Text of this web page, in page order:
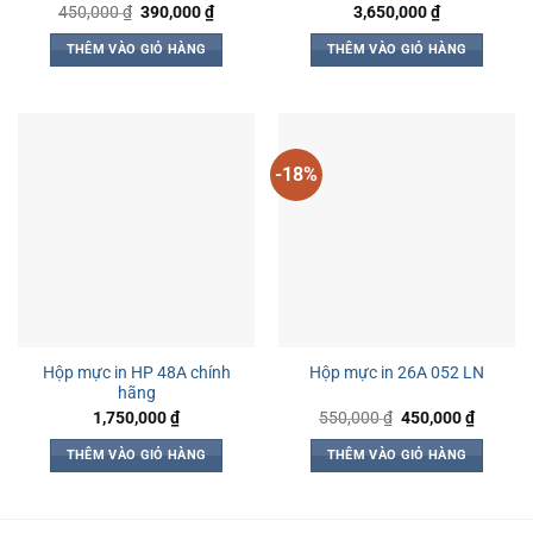
450,000₫ Giá
là:
450,000 ₫.
390,000₫Giá
hiện
390,000 ₫.
THÊM VÀO GIỎ HÀNG
3,650,000₫
THÊM VÀO GIỎ HÀNG
Hộp mực in HP 48A chính
hãng
1,750,000₫
THÊM VÀO GIỎ HÀNG
-18%
Hộp mực in 26A 052 LN
550,000₫ Giá
là:
550,000 ₫.
450,000₫Giá
hiện
THÊM VÀO GIỎ HÀNG